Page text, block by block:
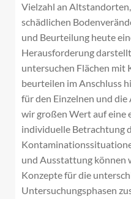
Vielzahl an
schädlichen
und Beurteilung heute
Herausforderung
untersuchen Flächen
beurteilen im Anschluss
für den Einzelnen und
wir großen Wert auf eine
individuelle Betrachtung
und Ausstattung können
Konzepte für die
Untersuchungsphasen